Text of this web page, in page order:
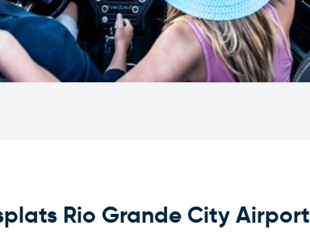
Rio Grande City Airport